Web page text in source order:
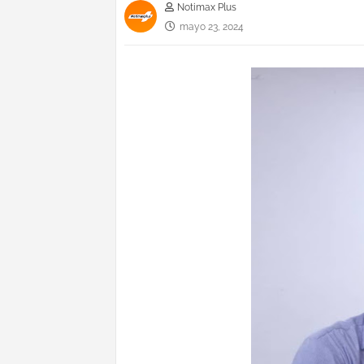
Notimax Plus
mayo 23, 2024